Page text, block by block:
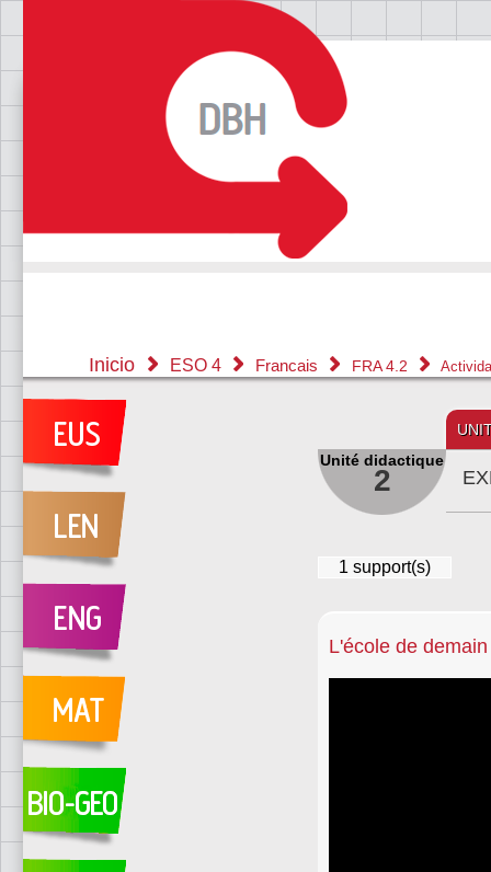
Inicio ESO 4 Francais FRA 4.2
Unité didactique
2
1 support(s)
L'école de demain